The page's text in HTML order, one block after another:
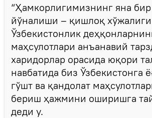
“Ҳамкорлигимизнинг яна
йўналиши – қишлоқ
Ўзбекистонлик
маҳсулотлари анъанавий
харидорлар орасида юқори
навбатида биз Ўзбекистонга
гўшт ва қандолат
бериш ҳажмини оширишга
деди у.